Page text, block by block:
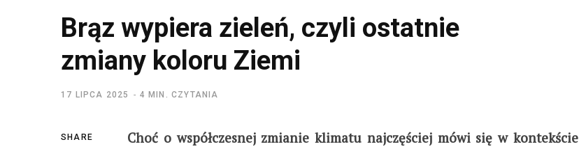
Brąz wypiera zieleń, czyli ostatnie
zmiany koloru Ziemi
17 LIPCA 2025 4 MIN. CZYTANIA
SHARE
Choć o współczesnej zmianie klimatu najczęściej mówi się w kontekście